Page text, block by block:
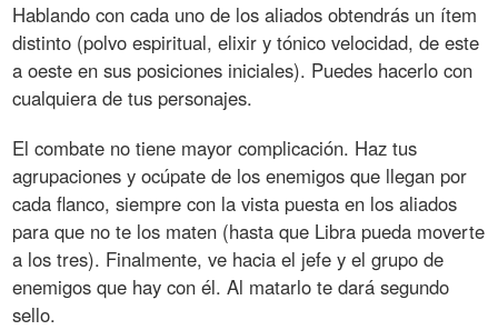
Hablando con cada uno de los aliados obtendrás un ítem
distinto (polvo espiritual, elixir y tónico velocidad, de este
a oeste en sus posiciones iniciales). Puedes hacerlo con
cualquiera de tus personajes.
El combate no tiene mayor complicación. Haz tus
agrupaciones y ocúpate de los enemigos que llegan por
cada flanco, siempre con la vista puesta en los aliados
para que no te los maten (hasta que Libra pueda moverte
a los tres). Finalmente, ve hacia el jefe y el grupo de
enemigos que hay con él. Al matarlo te dará segundo
sello.